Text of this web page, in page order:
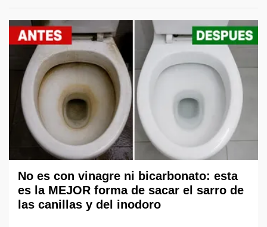
No es con vinagre ni bicarbonato: esta
es la MEJOR forma de sacar el sarro de
las canillas y del inodoro